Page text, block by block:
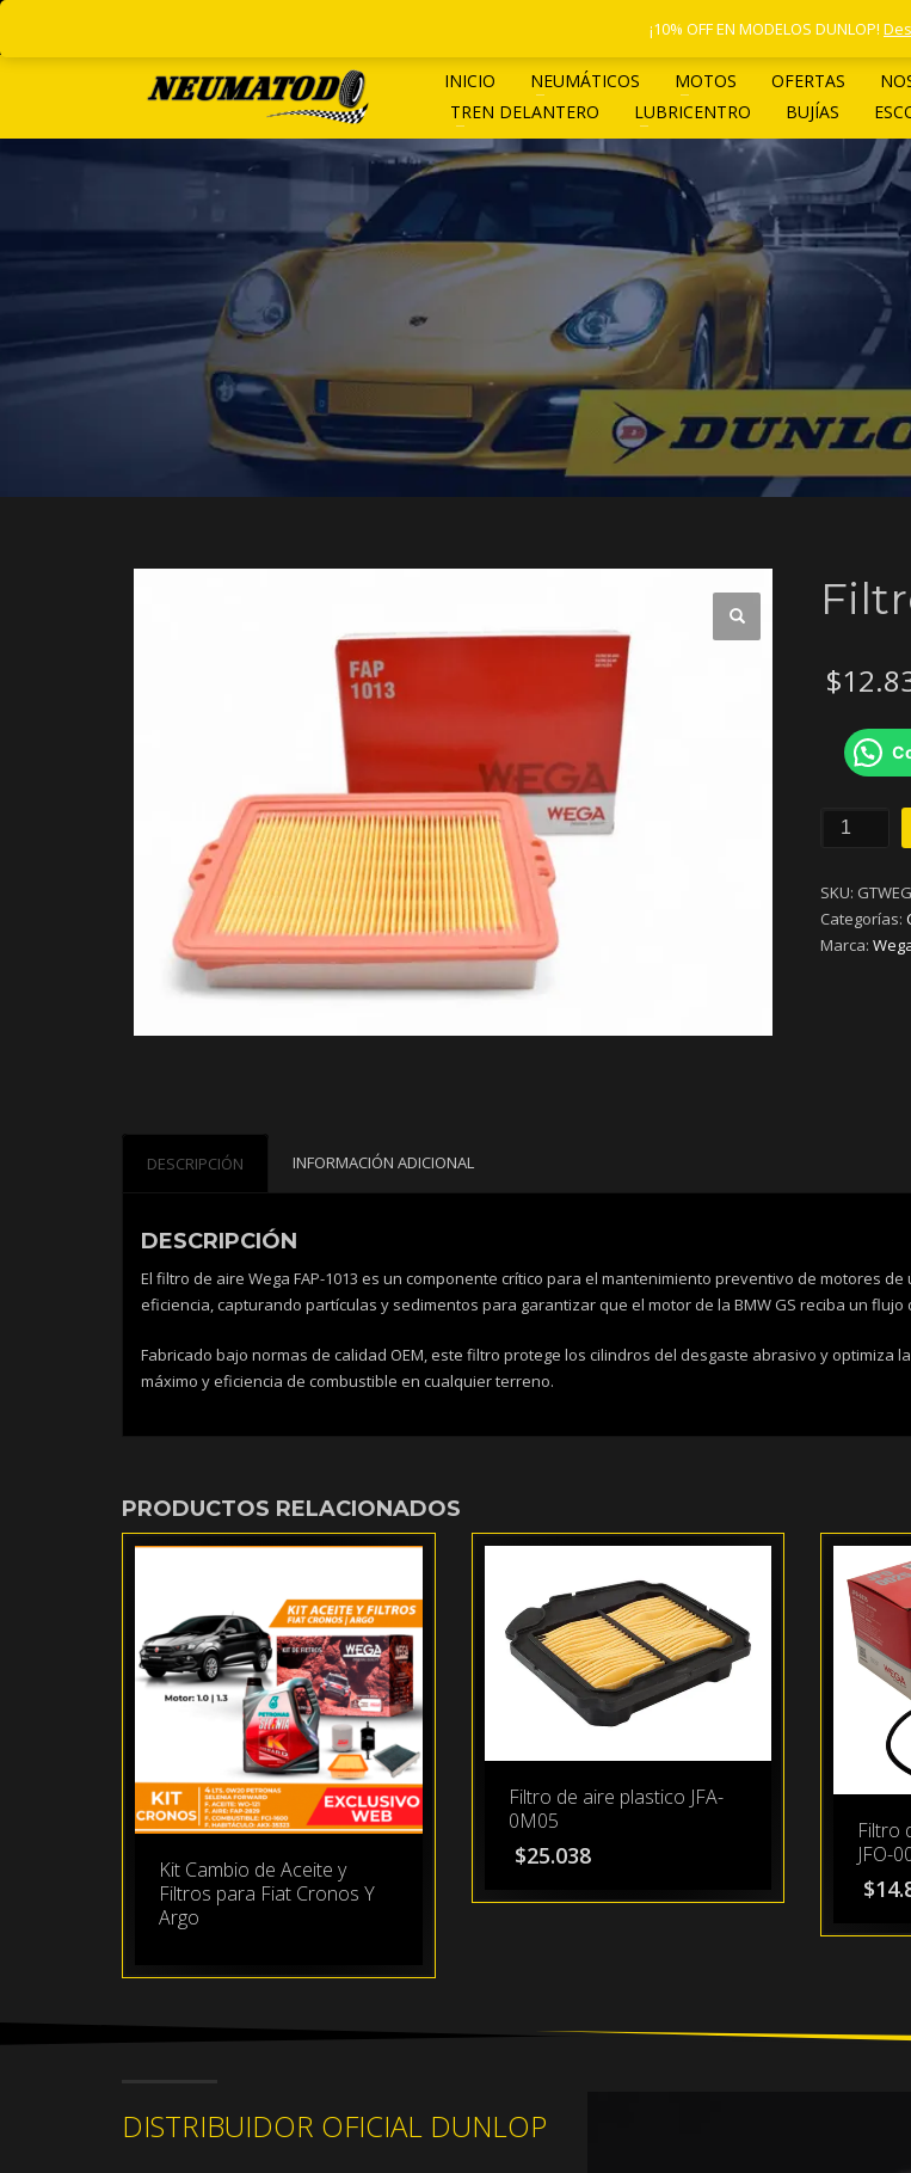
INICIO NEUMÁTICOS MOTOS OFERTAS
TREN DELANTERO
LUBRICENTRO BUJÍAS
$
Filtro
panel
FAP-
1013
SKU:
Categorías:
Marca:
DESCRIPCIÓN INFORMACIÓN ADICIONAL
DESCRIPCIÓN
El filtro de aire Wega FAP-1013 es un componente crítico para el mantenimiento preventivo de motores
eficiencia, capturando partículas y sedimentos para garantizar que el motor de la BMW GS reciba un
Fabricado bajo normas de calidad OEM, este filtro protege los cilindros del desgaste abrasivo y
máximo y eficiencia de combustible en cualquier terreno.
PRODUCTOS RELACIONADOS
Kit Cambio de Aceite y
Filtros para Fiat Cronos Y
Argo
Filtro de aire plastico JFA-
0M05
$25.038
Filtro
JFO-
$
DISTRIBUIDOR OFICIAL DUNLOP
¡10% OFF EN MODELOS DUNLOP!